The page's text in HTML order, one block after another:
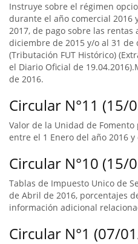
Instruye sobre el régimen
durante el año comercial 2016
2017, de pago sobre las rentas
diciembre de 2015 y/o al 31 de
(Tributación FUT Histórico)
el Diario Oficial de
de 2016.
Circular N°11 (15/
Valor de la Unidad de
entre el 1 Enero del año 2016
Circular N°10 (15/
Tablas de Impuesto Unico de
de Abril de 2016, porcentajes
información adicional
Circular N°1 (07/